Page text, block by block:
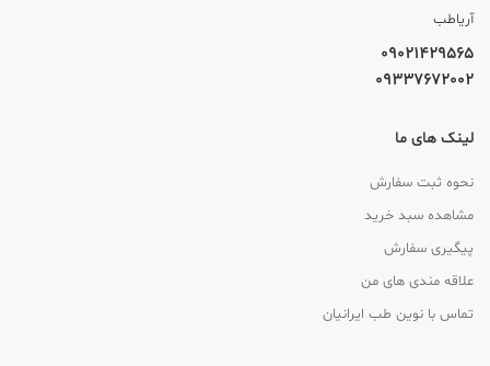
آریاطب
09021429565
09337672002
لینک های ما
نحوه ثبت سفارش
مشاهده سبد خرید
پیگیری سفارش
علاقه مندی های من
تماس با نوین طب ایرانیان